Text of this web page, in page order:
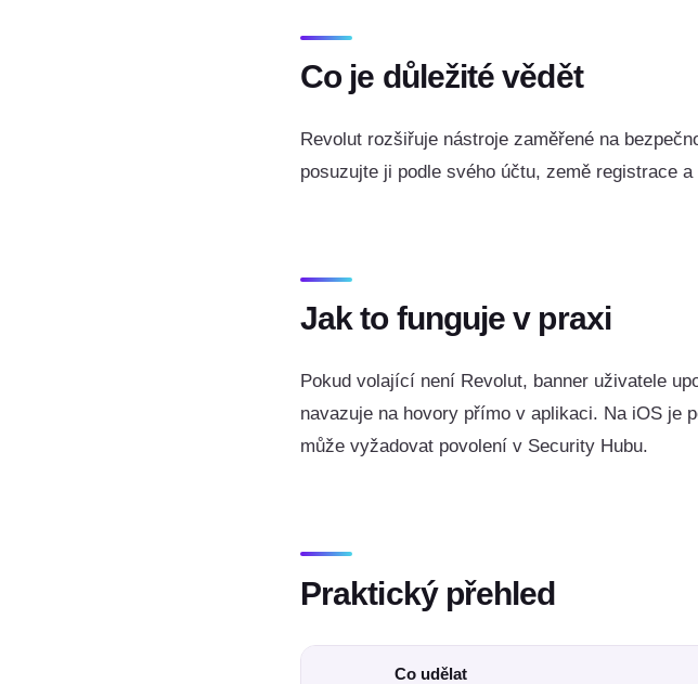
Co je důležité vědět
Revolut rozšiřuje nástroje zaměřené na
posuzujte ji podle svého účtu, země registrace
Jak to funguje v praxi
Pokud volající není Revolut, banner uživatele
navazuje na hovory přímo v aplikaci. Na iOS je
může vyžadovat povolení v Security Hubu.
Praktický přehled
Co udělat